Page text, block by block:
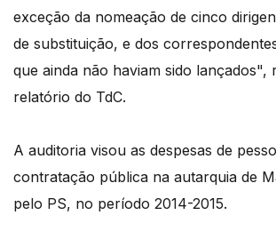
exceção da nomeação de cinco
de substituição, e dos
que ainda não haviam sido lançados",
relatório do TdC.
A auditoria visou as despesas de
contratação pública na autarquia de
pelo PS, no período 2014-2015.